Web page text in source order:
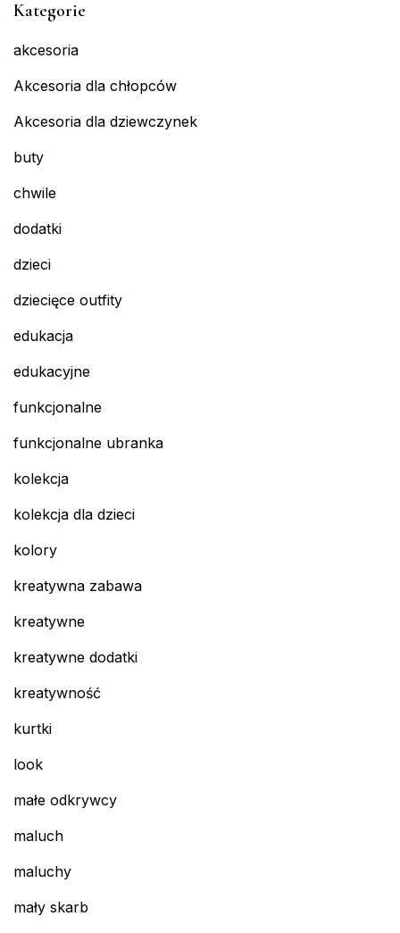
Kategorie
akcesoria
Akcesoria dla chłopców
Akcesoria dla dziewczynek
buty
chwile
dodatki
dzieci
dziecięce outfity
edukacja
edukacyjne
funkcjonalne
funkcjonalne ubranka
kolekcja
kolekcja dla dzieci
kolory
kreatywna zabawa
kreatywne
kreatywne dodatki
kreatywność
kurtki
look
małe odkrywcy
maluch
maluchy
mały skarb